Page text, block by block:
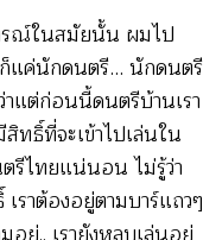
รณ์ในสมัยนั้น ผมไป
แค่นักดนตรี… นักดนตรี
าแต่ก่อนนี้ดนตรีบ้านเรา
ธิ์ที่จะเข้าไปเล่นใน
รีไทยแน่นอน ไม่รู้ว่า
ราต้องอยู่ตามบาร์แถวๆ